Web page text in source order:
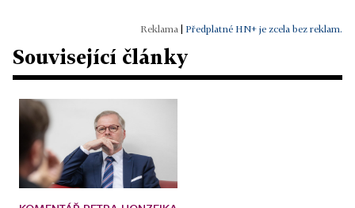
Předplatné HN+ je zcela bez reklam.
Související články